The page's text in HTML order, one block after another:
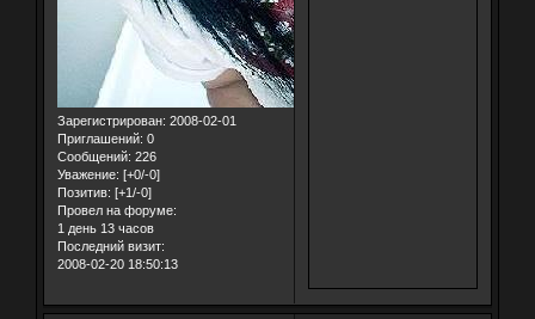
Зарегистрирован: 2008-02-01
Приглашений: 0
Сообщений: 226
Уважение: [+0/-0]
Позитив: [+1/-0]
Провел на форуме:
1 день 13 часов
Последний визит:
2008-02-20 18:50:13